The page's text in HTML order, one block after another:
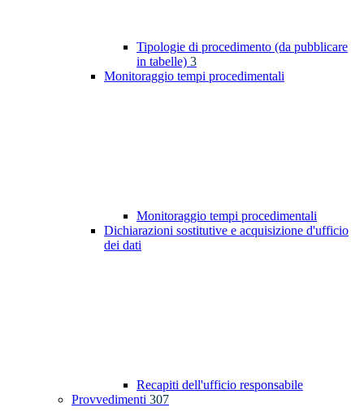
Tipologie di procedimento (da pubblicare
in tabelle) 3
Monitoraggio tempi procedimentali
Monitoraggio tempi procedimentali
Dichiarazioni sostitutive e acquisizione d'ufficio
dei dati
Recapiti dell'ufficio responsabile
Provvedimenti 307